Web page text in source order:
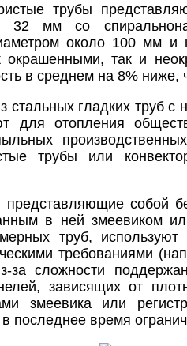
трубы
32 мм со
около 100 мм
окрашенными, так и
в среднем на 8%
стальных гладких труб
для отопления
трубы или
представляющие собой
в ней змеевиком
труб,
требованиями
сложности
зависящих от
змеевика или
последнее время